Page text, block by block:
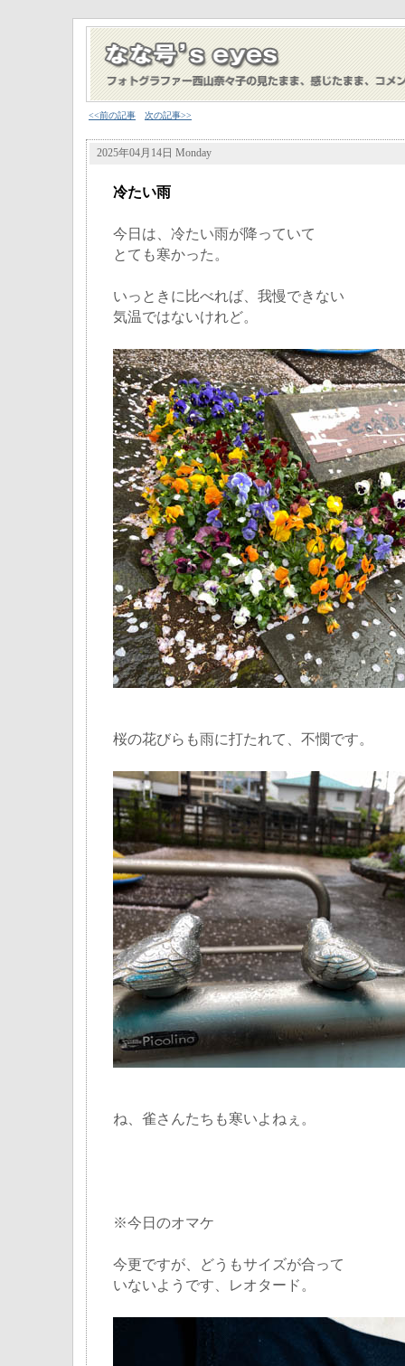
<<前の記事 次の記事>>
2025年04月14日 Monday
冷たい雨
今日は、冷たい雨が降っていて
とても寒かった。
いっときに比べれば、我慢できない
気温ではないけれど。
桜の花びらも雨に打たれて、不憫です。
ね、雀さんたちも寒いよねぇ。
※今日のオマケ
今更ですが、どうもサイズが合って
いないようです、レオタード。